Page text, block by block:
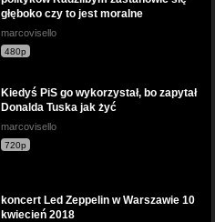
głęboko czy to jest moralne
marcovisello
480p
Kiedyś PiS go wykorzystał, bo zapytał
Donalda Tuska jak żyć
marcovisello
720p
koncert Led Zeppelin w Warszawie 10
kwiecień 2018